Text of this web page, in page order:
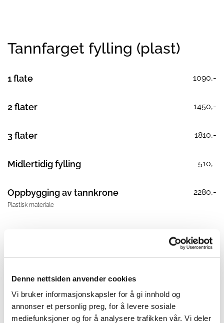
Denne nettsiden anvender cookies
Vi bruker informasjonskapsler for å gi innhold og
annonser et personlig preg, for å levere sosiale
mediefunksjoner og for å analysere trafikken vår. Vi deler
Tannfarget fylling (plast)
1 flate 1090,-
2 flater 1450,-
3 flater 1810,-
Midlertidig fylling 510,-
Oppbygging av tannkrone 2280,-
Plastisk materiale
Rotfylling (inkludert
bedøvelse, 2 røntgenbilder
og midlertidig fylling)